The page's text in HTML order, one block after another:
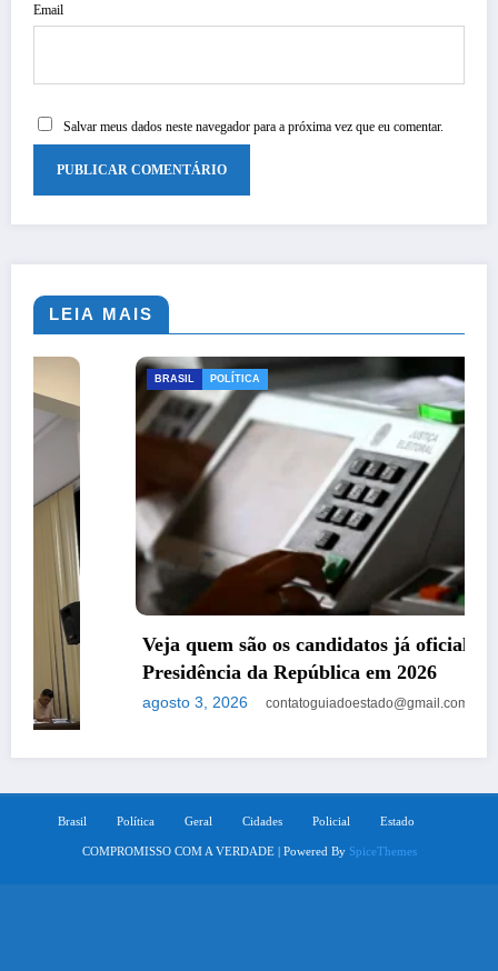
Email
Salvar meus dados neste navegador para a próxima vez que eu comentar.
LEIA MAIS
POLÍTICA
Veja quem são os candidatos já oficializados à
Presidência da República em 2026
agosto 3, 2026 contatoguiadoestado@gmail.com
Brasil Política Geral Cidades Policial Estado
COMPROMISSO COM A VERDADE | Powered By SpiceThemes